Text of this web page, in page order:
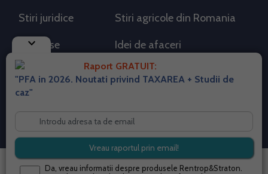
keyboard_arrow_down
Raport GRATUIT:
"PFA in 2026. Noutati privind TAXAREA + Studii de
caz"
Da, vreau informatii despre produsele Rentrop&Straton.
Stiri juridice Stiri agricole din Romania
AdSense Idei de afaceri
RSS Flux RSS 2.0
Despre cookies
Termeni si conditii
Contact
© 2026 portalpfa.ro. Toate drepturile rezervate.